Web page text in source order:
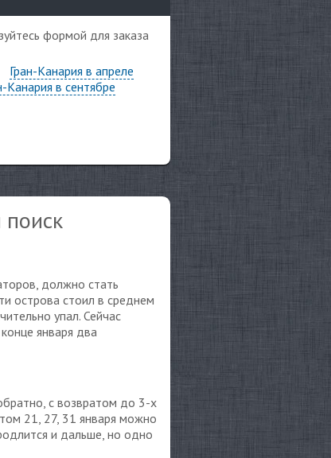
формой для заказа
Гран-Канария в апреле
Канария в сентябре
должно стать
острова стоил в среднем
упал. Сейчас
января два
с возвратом до 3-х
21, 27, 31 января можно
и дальше, но одно